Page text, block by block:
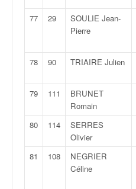
77
29
SOULIE Jean-
Pierre
78
90 TRIAIRE Julien
79
111
BRUNET
Romain
80
114
SERRES
Olivier
81
108
NEGRIER
Céline